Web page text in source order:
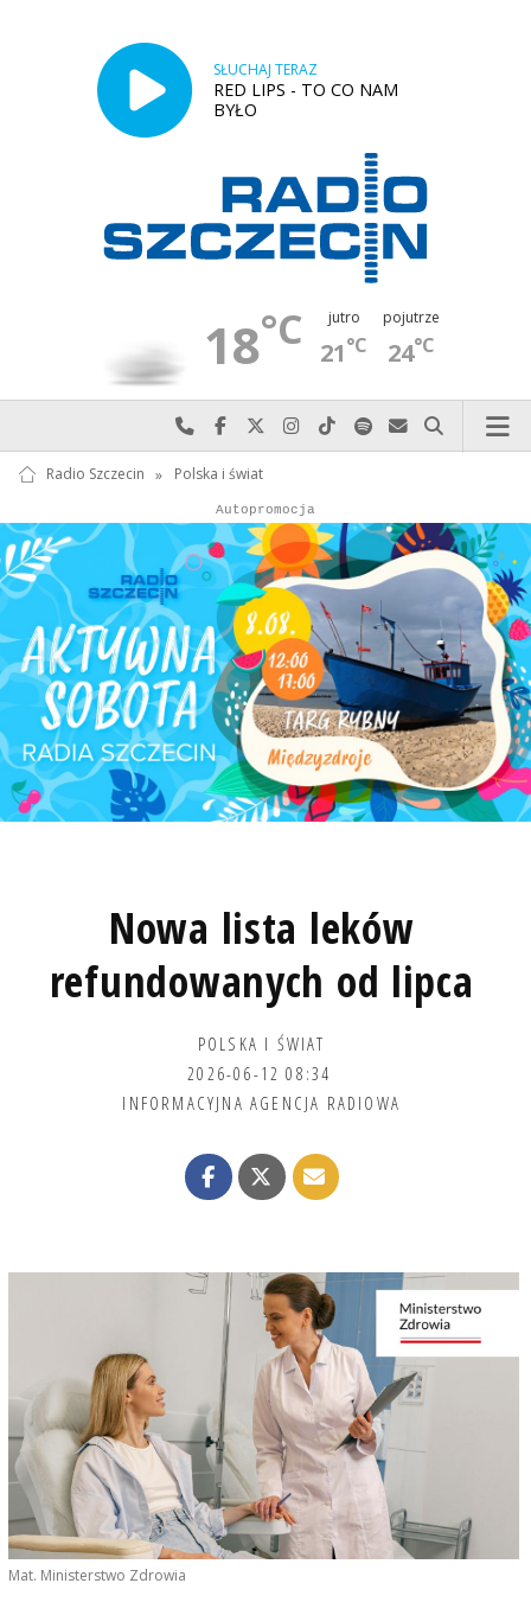
SŁUCHAJ TERAZ
RED LIPS - TO CO NAM
BYŁO
18°C jutro
21°C
pojutrze
24°C
Najlepiej po prostu do nas zadzwoń
Odwiedź nas na Facebook-u
Odwiedź nas na X
Odwiedź nas na Instagram-ie
Odwiedź nas na TikTok-u
Szukaj nas na Spotify
Wyślij do nas
Szukaj
Radio Szczecin » Polska i świat
Autopromocja
Autopromocja
Nowa lista leków
refundowanych od lipca
POLSKA I ŚWIAT
2026-06-12 08:34
INFORMACYJNA AGENCJA RADIOWA
Mat. Ministerstwo Zdrowia